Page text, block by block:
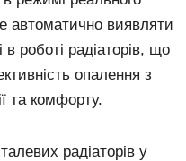
автоматично виявляти
в роботі радіаторів, що
опалення з
та комфорту.
радіаторів у